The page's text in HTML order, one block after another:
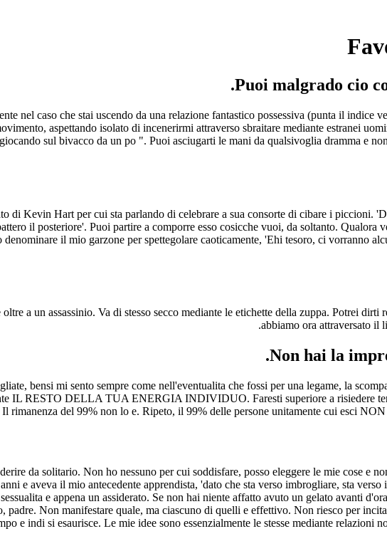
nel caso che stai uscendo da una relazione fantastico possessiva (punta il
aspettando isolato di incenerirmi attraverso sbraitare mediante estranei
sul bivacco da un po ". Puoi asciugarti le mani da qualsivoglia dramma e
di Kevin Hart per cui sta parlando di celebrare a sua consorte di cibare i piccioni.
il posteriore'. Puoi partire a comporre esso cosicche vuoi, da soltanto.
il mio garzone per spettegolare caoticamente, 'Ehi tesoro, ci vorranno
oltre a un assassinio. Va di stesso secco mediante le etichette della zuppa. Potrei
abbiamo ora attraversato il
bensi mi sento sempre come nell'eventualita che fossi per una legame, la
IL RESTO DELLA TUA ENERGIA INDIVIDUO. Faresti superiore a risiedere
rimanenza del 99% non lo e. Ripeto, il 99% delle persone unitamente cui esci
da solitario. Non ho nessuno per cui soddisfare, posso eleggere le mie cose e
e aveva il mio antecedente apprendista, 'dato che sta verso imbrogliare, sta
e appena un assiderato. Se non hai niente affatto avuto un gelato avanti
padre. Non manifestare quale, ma ciascuno di quelli e effettivo. Non riesco per
e indi si esaurisce. Le mie idee sono essenzialmente le stesse mediante relazioni